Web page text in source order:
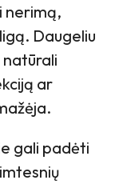
nerimą,
Daugeliu
ar
gali padėti